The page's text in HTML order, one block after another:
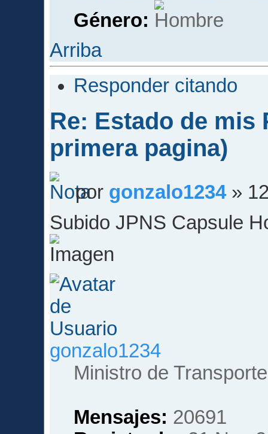
Género:
Arriba
Responder citando
Re: Estado de mis
primera pagina)
por gonzalo1234»
Subido JPNS Capsule
gonzalo1234
Ministro de Transporte
Mensajes: 20691